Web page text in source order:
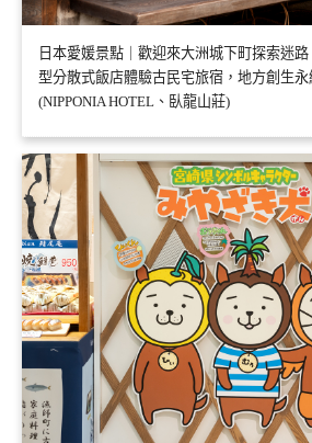
日本愛媛景點｜歡迎來大洲城下町探索迷
型分散式飯店體驗古民宅旅宿，地方創生永
(NIPPONIA HOTEL、臥龍山莊)